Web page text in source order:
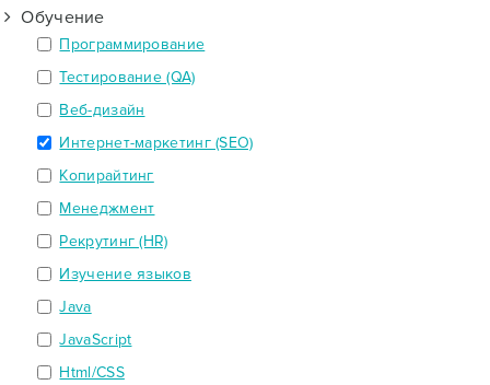
Обучение
Программирование
Тестирование (QA)
Веб-дизайн
Интернет-маркетинг (SEO)
Копирайтинг
Менеджмент
Рекрутинг (HR)
Изучение языков
Java
JavaScript
Html/CSS